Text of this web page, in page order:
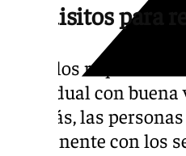
Requisitos para
Entre los requisitos
individual con
Además, las
permanente con